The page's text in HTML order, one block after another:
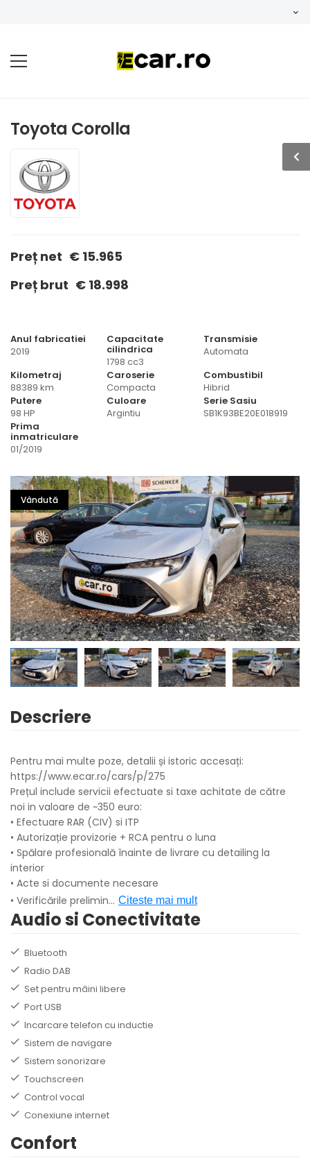
Toyota Corolla
Preț net € 15.965
Preț brut € 18.998
Anul fabricatiei
2019
Capacitate
cilindrica
1798 cc3
Transmisie
Automata
Kilometraj
88389 km
Caroserie
Compacta
Combustibil
Hibrid
Putere
98 HP
Culoare
Argintiu
Serie Sasiu
SB1K93BE20E018919
Prima
inmatriculare
01/2019
Vândută
Descriere
Pentru mai multe poze, detalii și istoric accesați:
https://www.ecar.ro/cars/p/275
Prețul include servicii efectuate si taxe achitate de către
noi in valoare de ~350 euro:
• Efectuare RAR (CIV) si ITP
• Autorizație provizorie + RCA pentru o luna
• Spălare profesională înainte de livrare cu detailing la
interior
• Acte si documente necesare
• Verificările prelimin... Citeste mai mult
Audio si Conectivitate
Bluetooth
Radio DAB
Set pentru mâini libere
Port USB
Incarcare telefon cu inductie
Sistem de navigare
Sistem sonorizare
Touchscreen
Control vocal
Conexiune internet
Confort